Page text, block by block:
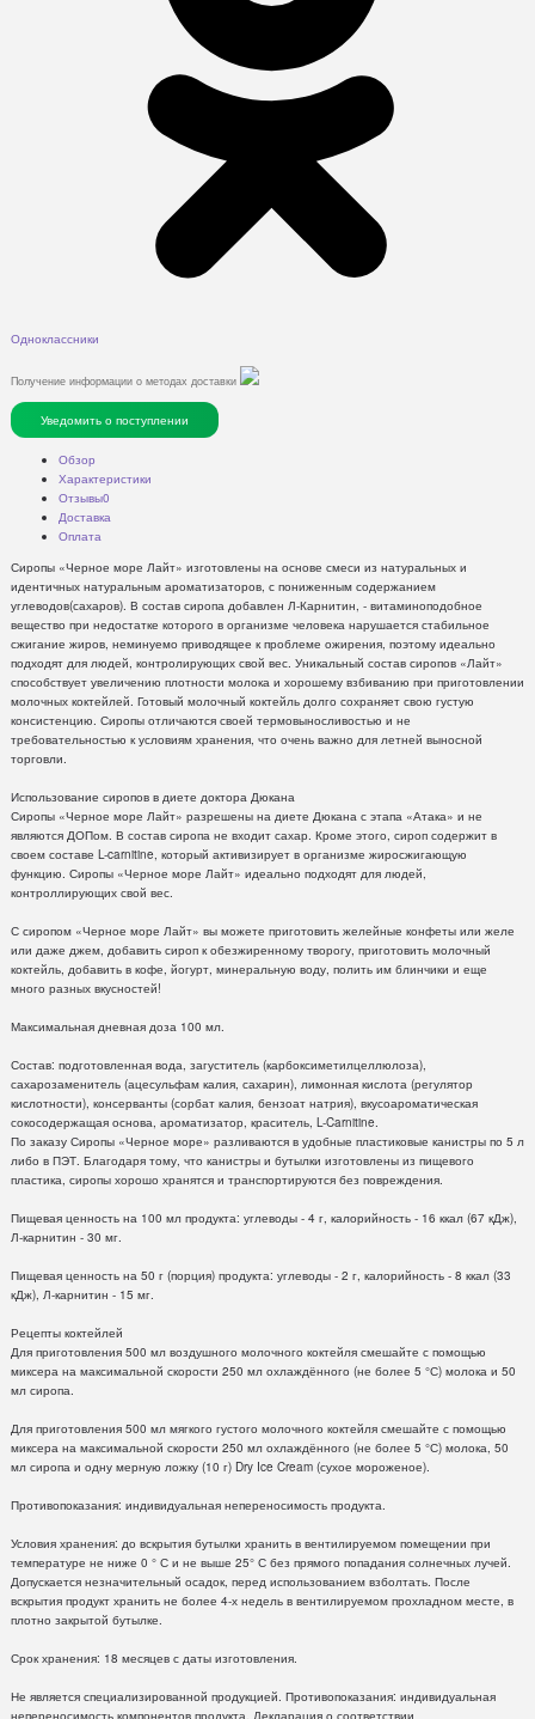
Одноклассники
Получение информации о методах доставки
Уведомить о поступлении
Обзор
Характеристики
Отзывы0
Доставка
Оплата
Сиропы «Черное море Лайт» изготовлены на основе смеси из натуральных и
идентичных натуральным ароматизаторов, с пониженным содержанием
углеводов(сахаров). В состав сиропа добавлен Л-Карнитин, - витаминоподобное
вещество при недостатке которого в организме человека нарушается стабильное
сжигание жиров, неминуемо приводящее к проблеме ожирения, поэтому идеально
подходят для людей, контролирующих свой вес. Уникальный состав сиропов «Лайт»
способствует увеличению плотности молока и хорошему взбиванию при приготовлении
молочных коктейлей. Готовый молочный коктейль долго сохраняет свою густую
консистенцию. Сиропы отличаются своей термовыносливостью и не
требовательностью к условиям хранения, что очень важно для летней выносной
торговли.
Использование сиропов в диете доктора Дюкана
Сиропы «Черное море Лайт» разрешены на диете Дюкана с этапа «Атака» и не
являются ДОПом. В состав сиропа не входит сахар. Кроме этого, сироп содержит в
своем составе L-carnitine, который активизирует в организме жиросжигающую
функцию. Сиропы «Черное море Лайт» идеально подходят для людей,
контроллирующих свой вес.
С сиропом «Черное море Лайт» вы можете приготовить желейные конфеты или желе
или даже джем, добавить сироп к обезжиренному творогу, приготовить молочный
коктейль, добавить в кофе, йогурт, минеральную воду, полить им блинчики и еще
много разных вкусностей!
Максимальная дневная доза 100 мл.
Состав: подготовленная вода, загуститель (карбоксиметилцеллюлоза),
сахарозаменитель (ацесульфам калия, сахарин), лимонная кислота (регулятор
кислотности), консерванты (сорбат калия, бензоат натрия), вкусоароматическая
сокосодержащая основа, ароматизатор, краситель, L-Carnitine.
По заказу Сиропы «Черное море» разливаются в удобные пластиковые канистры по 5 л
либо в ПЭТ. Благодаря тому, что канистры и бутылки изготовлены из пищевого
пластика, сиропы хорошо хранятся и транспортируются без повреждения.
Пищевая ценность на 100 мл продукта: углеводы - 4 г, калорийность - 16 ккал (67 кДж),
Л-карнитин - 30 мг.
Пищевая ценность на 50 г (порция) продукта: углеводы - 2 г, калорийность - 8 ккал (33
кДж), Л-карнитин - 15 мг.
Рецепты коктейлей
Для приготовления 500 мл воздушного молочного коктейля смешайте с помощью
миксера на максимальной скорости 250 мл охлаждённого (не более 5 °С) молока и 50
мл сиропа.
Для приготовления 500 мл мягкого густого молочного коктейля смешайте с помощью
миксера на максимальной скорости 250 мл охлаждённого (не более 5 °С) молока, 50
мл сиропа и одну мерную ложку (10 г) Dry Ice Cream (су­хое мороженое).
Противопоказания: индивидуальная непереносимость продукта.
Условия хранения: до вскрытия бутылки хранить в вентилируемом помещении при
температуре не ниже 0 ° С и не выше 25° С без прямого попадания солнечных лучей.
Допускается незначительный осадок, перед использованием взболтать. После
вскрытия продукт хранить не более 4-х недель в вентилируемом прохладном месте, в
плотно закрытой бутылке.
Срок хранения: 18 месяцев с даты изготовления.
Не является специализированной продукцией. Противопоказания: индивидуальная
непереносимость компонентов продукта. Декларация о соответствии